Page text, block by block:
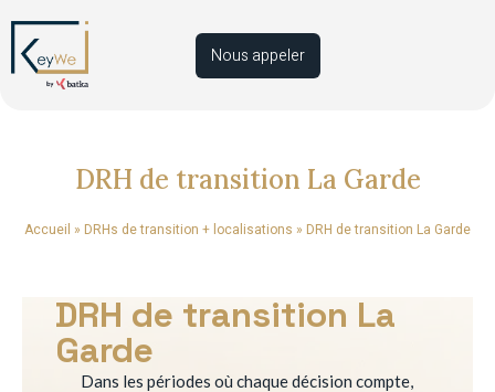
Nous appeler
DRH de transition La Garde
Accueil » DRHs de transition + localisations » DRH de transition La Garde
DRH de transition La
Garde
Dans les périodes où chaque décision compte,